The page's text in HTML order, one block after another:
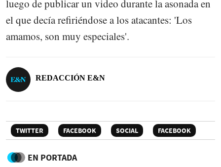
luego de publicar un video durante la asonada en
el que decía refiriéndose a los atacantes: 'Los
amamos, son muy especiales'.
REDACCIÓN E&N
TWITTER FACEBOOK SOCIAL FACEBOOK
EN PORTADA